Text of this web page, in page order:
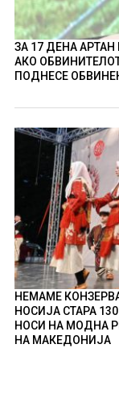
ЗА 17 ДЕНА
АКО
ПОДНЕСЕ
НЕМАМЕ
НОСИЈА СТАРА
НОСИ НА МОДНА
НА МАКЕДОНИЈА